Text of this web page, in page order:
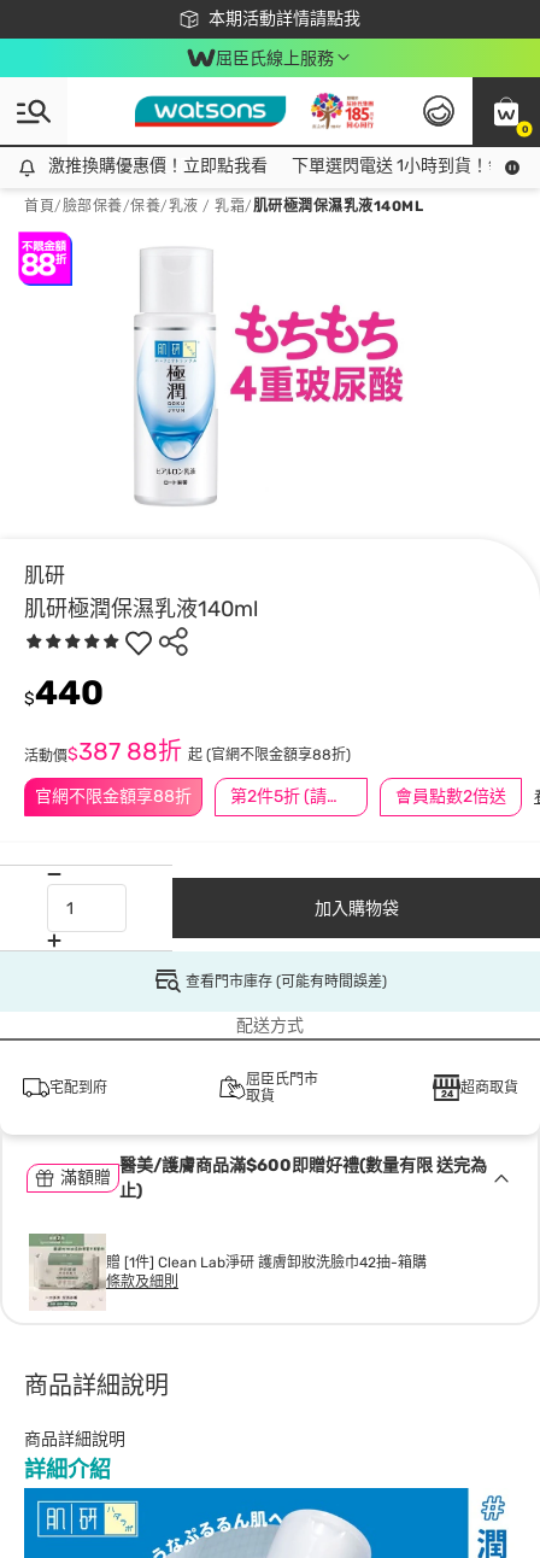
本期活動詳情請點我
下載app最高回饋$350
屈臣氏線上服務
0
激推換購優惠價！立即點我看
激推換購優惠價！立即點我看 下單選閃電送 1小時到貨！領神
首頁/臉部保養/保養/乳液 / 乳霜/肌研極潤保濕乳液140ML
肌研
肌研極潤保濕乳液140ml
官網不限金額享88折 第2件5折 (請任選2件商品) 會員點數2倍送
$440
活動價$387 88折 起 (官網不限金額享88折)
加入購物袋
查看門市庫存 (可能有時間誤差)
配送方式
宅配到府
屈臣氏門市
取貨
超商取貨
滿額贈
醫美/護膚商品滿$600即贈好禮(數量有限 送完為
止)
贈 [1件] Clean Lab淨研 護膚卸妝洗臉巾42抽-箱購
條款及細則
商品詳細說明
商品詳細說明
詳細介紹